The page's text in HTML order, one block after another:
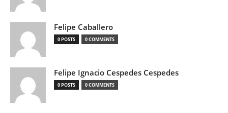
Felipe Caballero
0 POSTS 0 COMMENTS
Felipe Ignacio Cespedes Cespedes
0 POSTS 0 COMMENTS